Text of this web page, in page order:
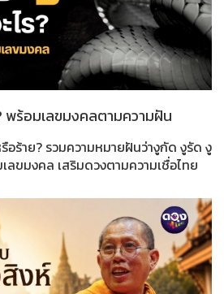
พร้อมเลขมงคลตามความฝัน
อร้าย? รวมความหมายฝันว่างูกัด งูรัด งู
ขมงคล เสริมดวงตามความเชื่อไทย